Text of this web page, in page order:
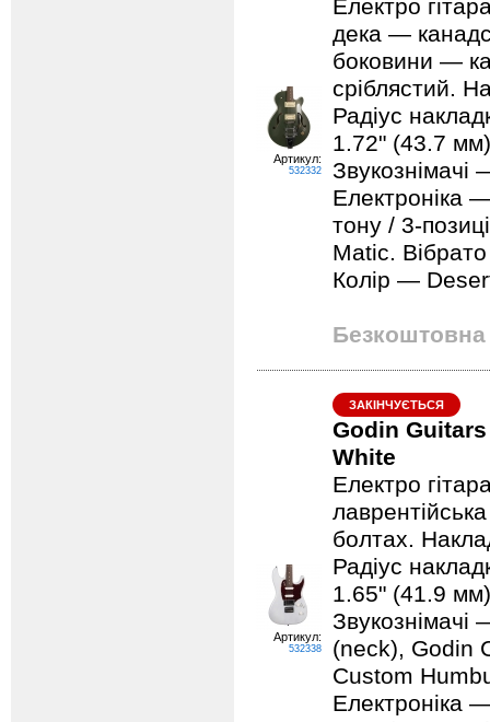
Артикул:
532332
Електро
дека —
боковини —
сріблястий.
Радіус
1.72" (43.7
Електроніка
тону / 3-
Matic.
Колір —
Безкоштовна
Артикул:
532338
ЗАКІНЧУЄТЬСЯ
Godin
White
Електро
болтах.
Радіус
1.65" (41.9
(neck), Godin
Custom
Електроніка